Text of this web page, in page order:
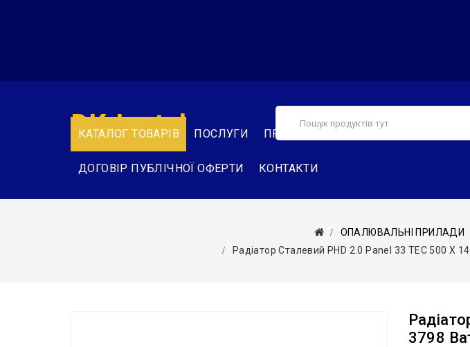
КАТАЛОГ ТОВАРІВ ПОСЛУГИ ПРО НАС
ДОГОВІР ПУБЛІЧНОЇ ОФЕРТИ КОНТАКТИ
DK-Instal
ОПАЛЮВАЛЬНІ ПРИЛАДИ
Радіатор Сталевий PHD 2.0 Panel 33 TEC 500 X
3798